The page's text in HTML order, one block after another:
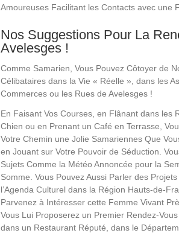
Amoureuses Facilitant les Contacts avec une
Nos Suggestions Pour La
Avelesges !
Comme Samarien, Vous Pouvez Côtoyer de
Célibataires dans la Vie « Réelle », dans les
Commerces ou les Rues de Avelesges !
En Faisant Vos Courses, en Flânant dans les
Chien ou en Prenant un Café en Terrasse,
Votre Chemin une Jolie Samariennes Que
en Jouant sur Votre Pouvoir de Séduction.
Sujets Comme la Météo Annoncée pour la
Somme. Vous Pouvez Aussi Parler des
l’Agenda Culturel dans la Région Hauts-de-
Parvenez à Intéresser cette Femme Vivant
Vous Lui Proposerez un Premier Rendez-
dans un Restaurant Réputé, dans le